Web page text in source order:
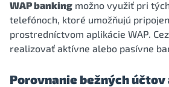
WAP banking možno využiť pri
telefónoch, ktoré umožňujú
prostredníctvom aplikácie WAP.
realizovať aktívne alebo pasívne
Porovnanie bežných